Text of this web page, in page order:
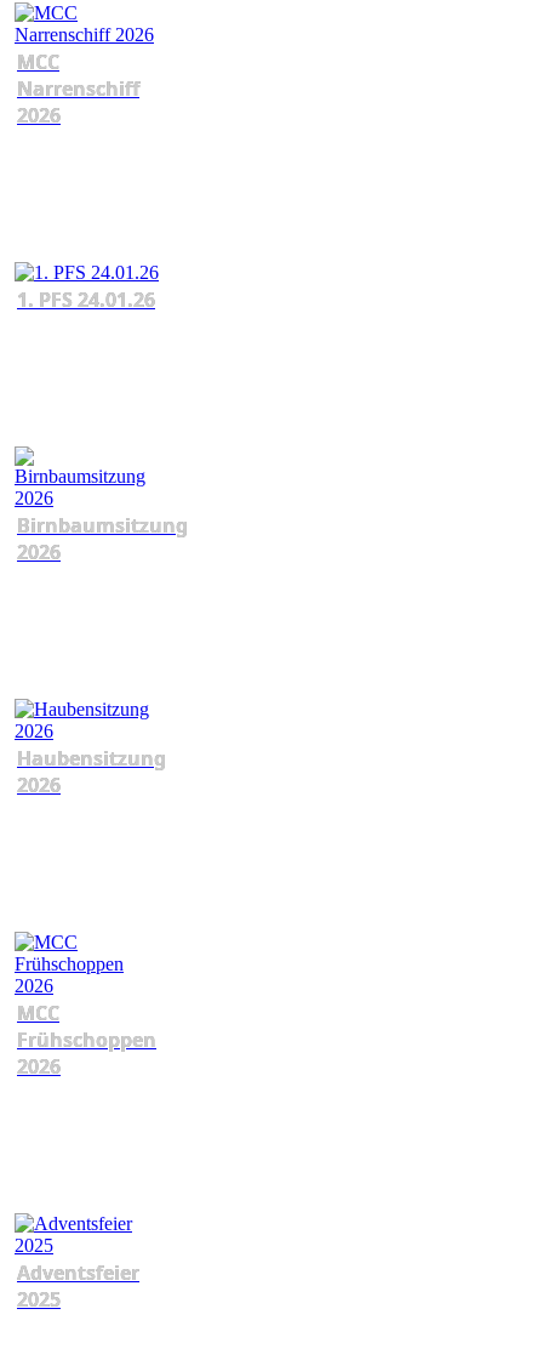
MCC
Narrenschiff
2026
1. PFS 24.01.26
Birnbaumsitzung
2026
Haubensitzung
2026
MCC
Frühschoppen
2026
Adventsfeier
2025